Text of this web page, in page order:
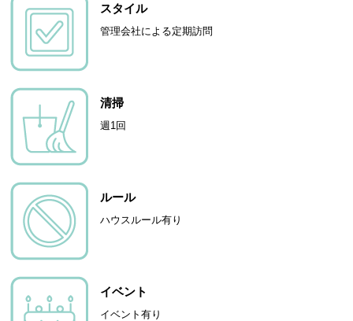
スタイル
管理会社による定期訪問
清掃
週1回
ルール
ハウスルール有り
イベント
イベント有り